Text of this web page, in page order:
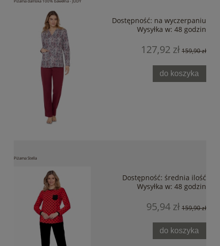
Dostępność: na wyczerpaniu
Wysyłka w: 48 godzin
127,92 zł 159,90 zł
do koszyka
Piżama Stella
Dostępność: średnia ilość
Wysyłka w: 48 godzin
95,94 zł 159,90 zł
do koszyka